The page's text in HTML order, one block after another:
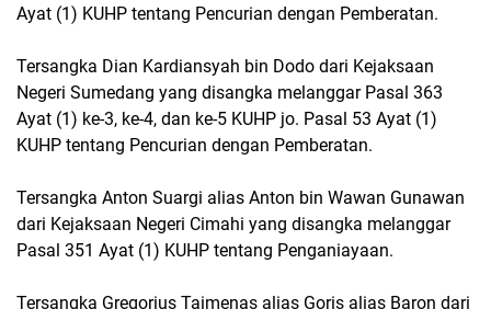
Ayat (1) KUHP tentang Pencurian dengan Pemberatan.
Tersangka Dian Kardiansyah bin Dodo dari Kejaksaan
Negeri Sumedang yang disangka melanggar Pasal 363
Ayat (1) ke-3, ke-4, dan ke-5 KUHP jo. Pasal 53 Ayat (1)
KUHP tentang Pencurian dengan Pemberatan.
Tersangka Anton Suargi alias Anton bin Wawan Gunawan
dari Kejaksaan Negeri Cimahi yang disangka melanggar
Pasal 351 Ayat (1) KUHP tentang Penganiayaan.
Tersangka Gregorius Taimenas alias Goris alias Baron dari